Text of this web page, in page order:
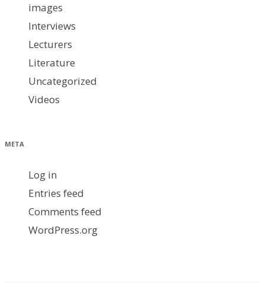
images
Interviews
Lecturers
Literature
Uncategorized
Videos
META
Log in
Entries feed
Comments feed
WordPress.org